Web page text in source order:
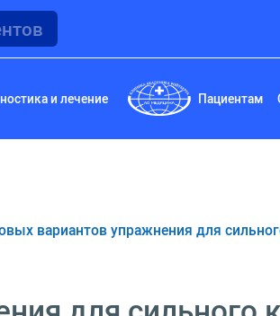
и лечение Пациентам
вариантов упражнения для